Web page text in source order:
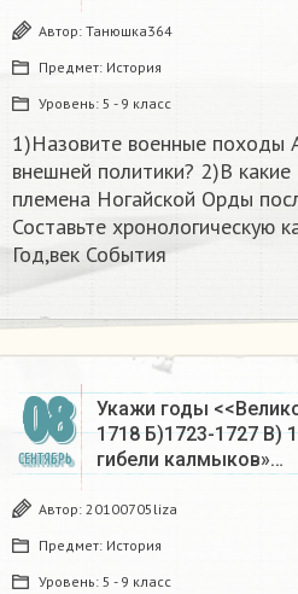
Автор: Танюшка364
Предмет: История
Уровень: 5 - 9 класс
1)Назовите военные походы
внешней политики? 2)В
племена Ногайской Орды
Составьте хронологическую
Год,век События​
08
СЕНТЯБРЬ
Укажи годы
1718 Б)1723-1727 В)
гибели калмыков»…
Автор: 20100705liza
Предмет: История
Уровень: 5 - 9 класс